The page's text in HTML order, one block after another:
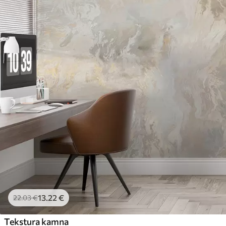
22.03€13.22 €
Tekstura kamna